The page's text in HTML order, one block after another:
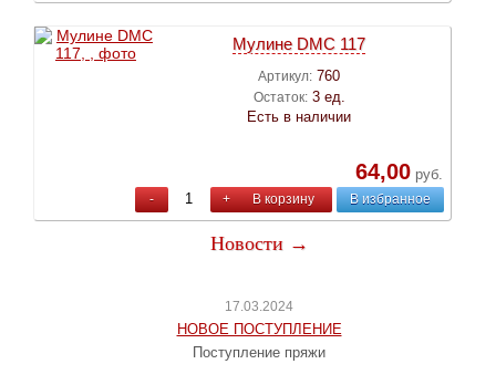
Мулине DMC 117
Артикул: 760
Остаток: 3 ед.
Есть в наличии
64,00руб.
- + В корзину В избранное
Новости →
17.03.2024
НОВОЕ ПОСТУПЛЕНИЕ
Поступление пряжи